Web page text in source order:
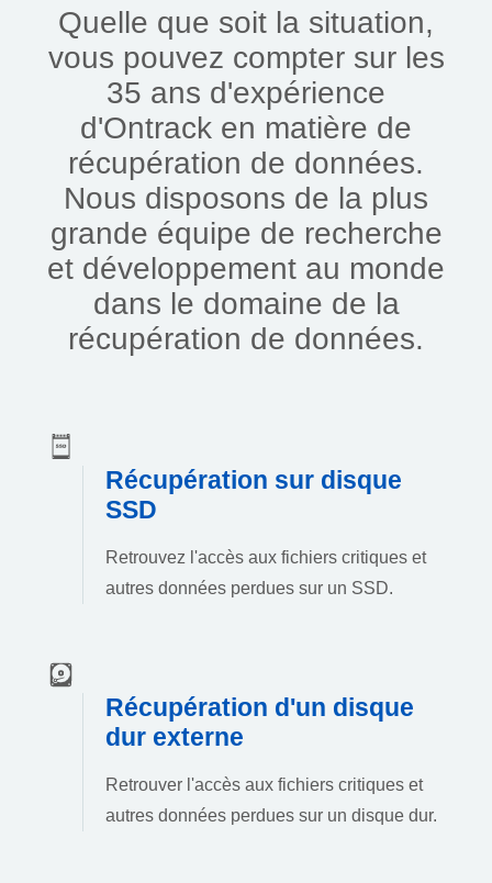
Quelle que soit la situation,
vous pouvez compter sur les
35 ans d'expérience
d'Ontrack en matière de
récupération de données.
Nous disposons de la plus
grande équipe de recherche
et développement au monde
dans le domaine de la
récupération de données.
Récupération sur disque
SSD
Retrouvez l'accès aux fichiers critiques et
autres données perdues sur un SSD.
Récupération d'un disque
dur externe
Retrouver l'accès aux fichiers critiques et
autres données perdues sur un disque dur.